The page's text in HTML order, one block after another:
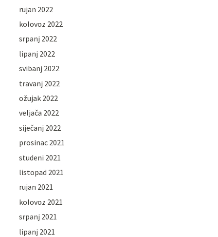
rujan 2022
kolovoz 2022
srpanj 2022
lipanj 2022
svibanj 2022
travanj 2022
ožujak 2022
veljača 2022
siječanj 2022
prosinac 2021
studeni 2021
listopad 2021
rujan 2021
kolovoz 2021
srpanj 2021
lipanj 2021